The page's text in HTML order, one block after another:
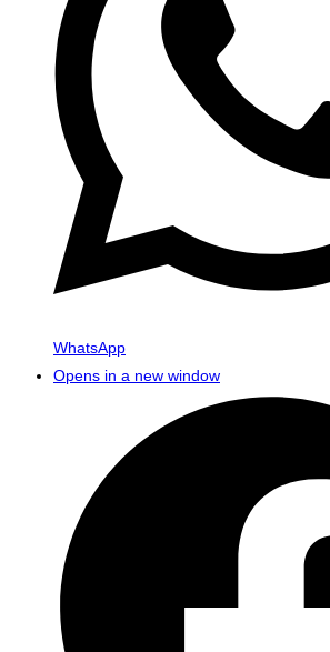
WhatsApp
Opens in a new window